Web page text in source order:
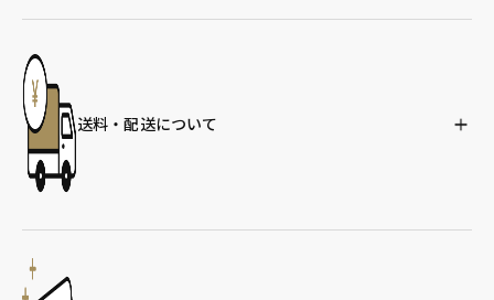
送料・配送について